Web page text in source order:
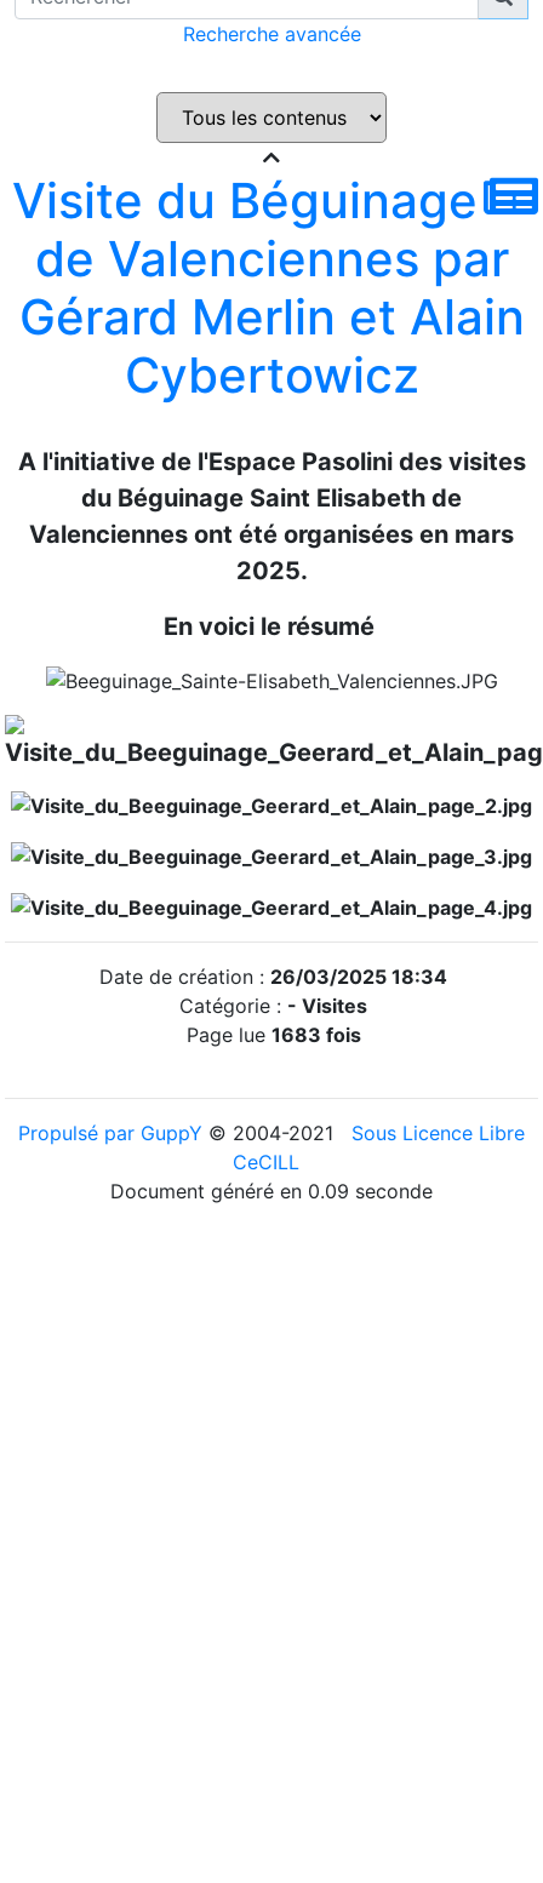
Recherche avancée
Visite du Béguinage
de Valenciennes par
Gérard Merlin et Alain
Cybertowicz
A l'initiative de l'Espace Pasolini des visites
du Béguinage Saint Elisabeth de
Valenciennes ont été organisées en mars
2025.
En voici le résumé
Date de création : 26/03/2025 18:34
Catégorie : - Visites
Page lue 1683 fois
Propulsé par GuppY © 2004-2021
Sous Licence Libre
CeCILL
Document généré en 0.09 seconde